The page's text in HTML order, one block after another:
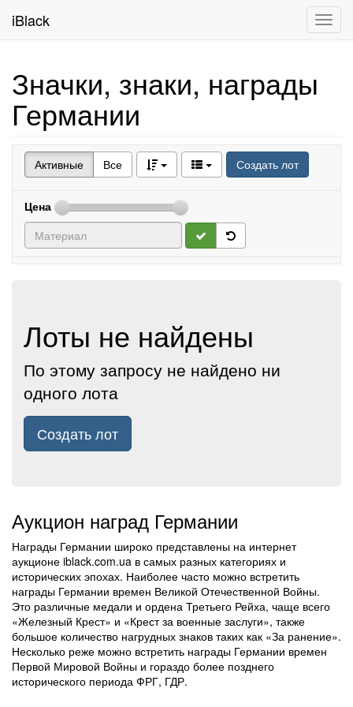
iBlack
Значки, знаки, награды
Германии
Активные Все Создать лот
Цена
Лоты не найдены
По этому запросу не найдено ни
одного лота
Создать лот
Аукцион наград Германии
Награды Германии широко представлены на интернет
аукционе iblack.com.ua в самых разных категориях и
исторических эпохах. Наиболее часто можно встретить
награды Германии времен Великой Отечественной Войны.
Это различные медали и ордена Третьего Рейха, чаще всего
«Железный Крест» и «Крест за военные заслуги», также
большое количество нагрудных знаков таких как «За ранение».
Несколько реже можно встретить награды Германии времен
Первой Мировой Войны и гораздо более позднего
исторического периода ФРГ, ГДР.